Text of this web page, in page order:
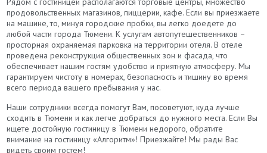
продовольственных магазинов, пиццерии, кафе. Если вы приезжаете
на машине, то, минуя городские пробки, вы легко доедете до
любой части города Тюмени. К услугам автопутешественников –
просторная охраняемая парковка на территории отеля. В отеле
проведена реконструкция общественных зон и фасада, что
обеспечивает нашим гостям удобство и приятную атмосферу. Мы
гарантируем чистоту в номерах, безопасность и тишину во время
всего периода вашего пребывания у нас.
Наши сотрудники всегда помогут Вам, посоветуют, куда лучше
сходить в Тюмени и как легче добраться до нужного места. Если Вы
ищете достойную гостиницу в Тюмени недорого, обратите
внимание на гостиницу «Алгоритм»! Приезжайте! Мы рады Вас
видеть своим гостем!